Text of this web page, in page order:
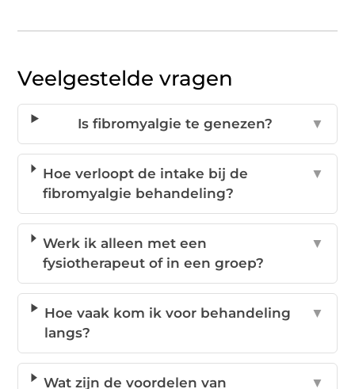
Veelgestelde vragen
Is fibromyalgie te genezen? ▼
Hoe verloopt de intake bij de
fibromyalgie behandeling?
▼
Werk ik alleen met een
fysiotherapeut of in een groep?
▼
Hoe vaak kom ik voor behandeling
langs?
▼
Wat zijn de voordelen van
▼